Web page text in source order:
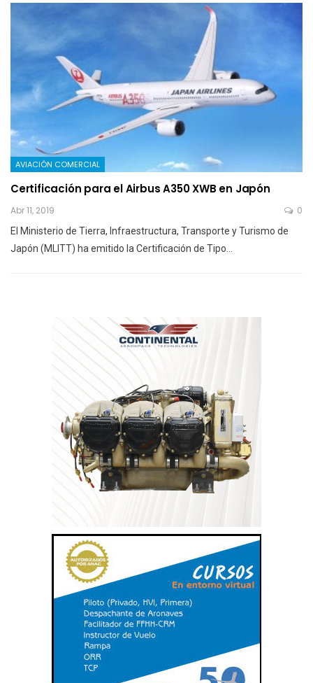
AVIACIÓN COMERCIAL
Certificación para el Airbus A350 XWB en Japón
Abr 11, 2019 0
El Ministerio de Tierra, Infraestructura, Transporte y Turismo de
Japón (MLITT) ha emitido la Certificación de Tipo…